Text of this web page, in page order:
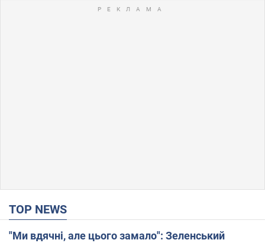
TOP NEWS
"Ми вдячні, але цього замало": Зеленський